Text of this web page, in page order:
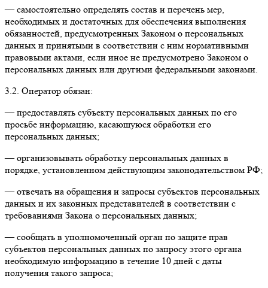
— самостоятельно определять состав и перечень мер,
необходимых и достаточных для обеспечения выполнения
обязанностей, предусмотренных Законом о персональных
данных и принятыми в соответствии с ним нормативными
правовыми актами, если иное не предусмотрено Законом о
персональных данных или другими федеральными законами.
3.2. Оператор обязан:
— предоставлять субъекту персональных данных по его
просьбе информацию, касающуюся обработки его
персональных данных;
— организовывать обработку персональных данных в
порядке, установленном действующим законодательством РФ;
— отвечать на обращения и запросы субъектов персональных
данных и их законных представителей в соответствии с
требованиями Закона о персональных данных;
— сообщать в уполномоченный орган по защите прав
субъектов персональных данных по запросу этого органа
необходимую информацию в течение 10 дней с даты
получения такого запроса;